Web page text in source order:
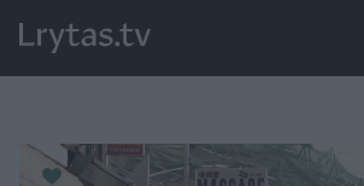
Paremkite Ukrainą